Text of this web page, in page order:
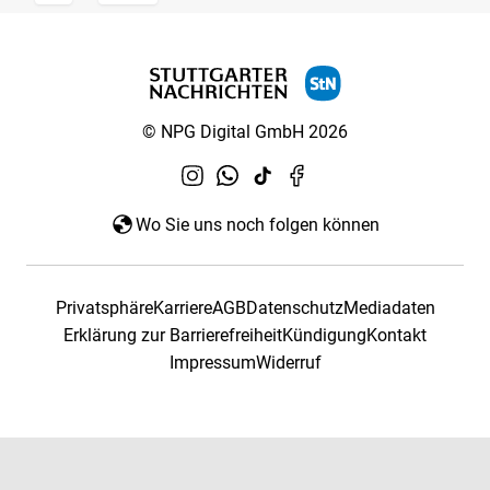
© NPG Digital GmbH 2026
Wo Sie uns noch folgen können
PrivatsphäreKarriereAGBDatenschutzMediadaten
Erklärung zur BarrierefreiheitKündigungKontakt
ImpressumWiderruf